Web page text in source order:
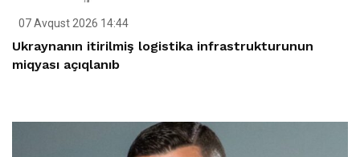
07 Avqust 2026 14:44
Ukraynanın itirilmiş logistika infrastrukturunun
miqyası açıqlanıb